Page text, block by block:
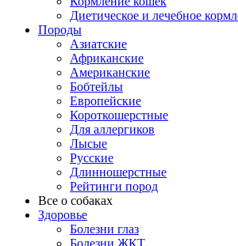
Диетическое и лечебное
Породы
Азиатские
Африканские
Американские
Бобтейлы
Европейские
Короткошерстные
Для аллергиков
Лысые
Русские
Длинношерстные
Рейтинги пород
Все о собаках
Здоровье
Болезни глаз
Болезни ЖКТ